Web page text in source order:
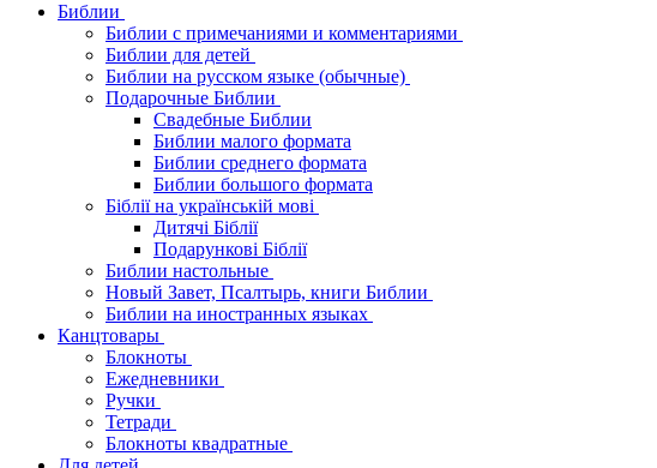
Библии
Библии с примечаниями и комментариями
Библии для детей
Библии на русском языке (обычные)
Подарочные Библии
Свадебные Библии
Библии малого формата
Библии среднего формата
Библии большого формата
Біблії на українській мові
Дитячі Біблії
Подарункові Біблії
Библии настольные
Новый Завет, Псалтырь, книги Библии
Библии на иностранных языках
Канцтовары
Блокноты
Ежедневники
Ручки
Тетради
Блокноты квадратные